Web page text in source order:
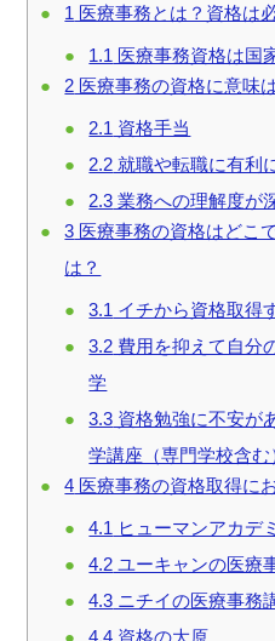
1 医療事務とは？資格は
1.1 医療事務資格は国
2 医療事務の資格に意味
2.1 資格手当
2.2 就職や転職に有利
2.3 業務への理解度が
3 医療事務の資格はどこ
は？
3.1 イチから資格取得
3.2 費用を抑えて自分
学
3.3 資格勉強に不安が
学講座（専門学校含む
4 医療事務の資格取得に
4.1 ヒューマンアカデ
4.2 ユーキャンの医療
4.3 ニチイの医療事務
4.4 資格の大原